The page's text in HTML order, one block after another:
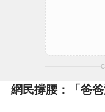
網民撐腰：「爸